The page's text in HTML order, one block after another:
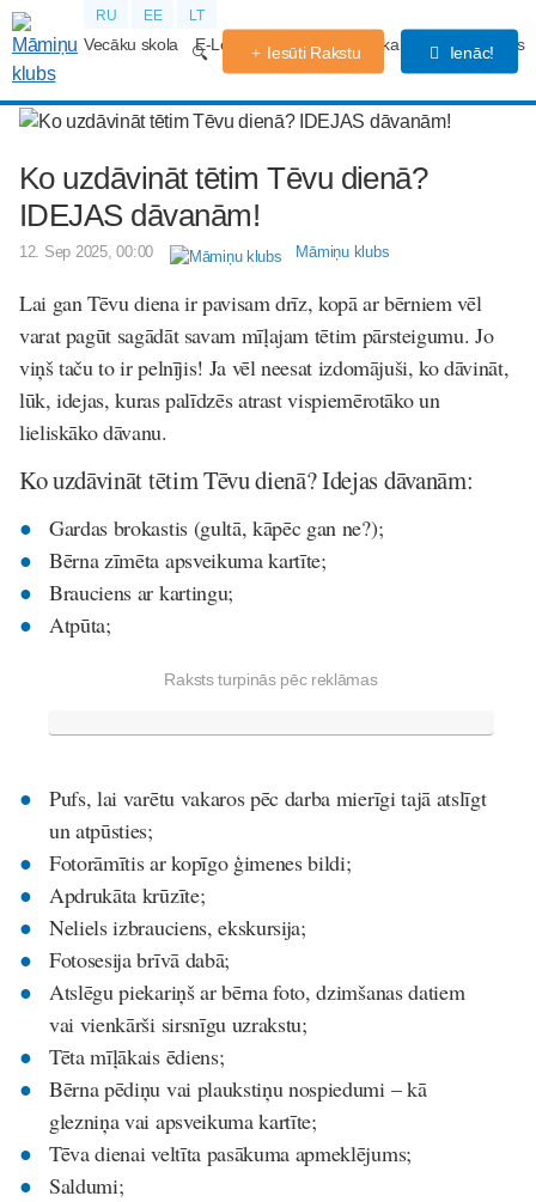
RU EE LT
Vecāku skola E-Lekcijas Grūtniecības kalendārs Forums
Iesūti Rakstu Ienāc!
Ko uzdāvināt tētim Tēvu dienā?
IDEJAS dāvanām!
12. Sep 2025, 00:00 Māmiņu klubs
Lai gan Tēvu diena ir pavisam drīz, kopā ar bērniem vēl
varat pagūt sagādāt savam mīļajam tētim pārsteigumu. Jo
viņš taču to ir pelnījis! Ja vēl neesat izdomājuši, ko dāvināt,
lūk, idejas, kuras palīdzēs atrast vispiemērotāko un
lieliskāko dāvanu.
Ko uzdāvināt tētim Tēvu dienā? Idejas dāvanām:
Gardas brokastis (gultā, kāpēc gan ne?);
Bērna zīmēta apsveikuma kartīte;
Brauciens ar kartingu;
Atpūta;
Raksts turpinās pēc reklāmas
Pufs, lai varētu vakaros pēc darba mierīgi tajā atslīgt
un atpūsties;
Fotorāmītis ar kopīgo ģimenes bildi;
Apdrukāta krūzīte;
Neliels izbrauciens, ekskursija;
Fotosesija brīvā dabā;
Atslēgu piekariņš ar bērna foto, dzimšanas datiem
vai vienkārši sirsnīgu uzrakstu;
Tēta mīļākais ēdiens;
Bērna pēdiņu vai plaukstiņu nospiedumi – kā
glezniņa vai apsveikuma kartīte;
Tēva dienai veltīta pasākuma apmeklējums;
Saldumi;